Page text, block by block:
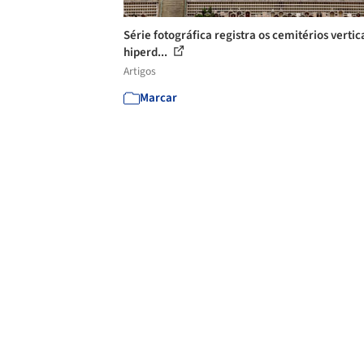
Série fotográfica registra os cemitérios
hiperd...
Artigos
Marcar